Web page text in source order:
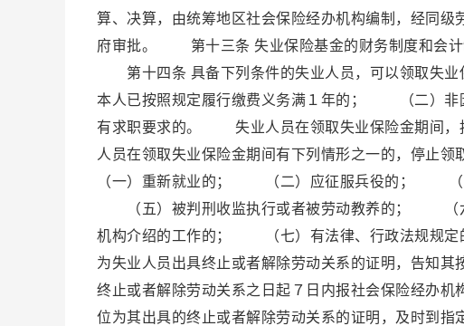
算、决算，由统筹地区社会保险经办机构编制，经同
府审批。 第十三条 失业保险基金的财务制度和会
第十四条 具备下列条件的失业人员，可以领取失
本人已按照规定履行缴费义务满１年的； （二）
有求职要求的。 失业人员在领取失业保险金期间
人员在领取失业保险金期间有下列情形之一的，停
（一）重新就业的； （二）应征服兵役的； （
（五）被判刑收监执行或者被劳动教养的； （六
机构介绍的工作的； （七）有法律、行政法规规
为失业人员出具终止或者解除劳动关系的证明，告知
终止或者解除劳动关系之日起７日内报社会保险经
位为其出具的终止或者解除劳动关系的证明，及时到